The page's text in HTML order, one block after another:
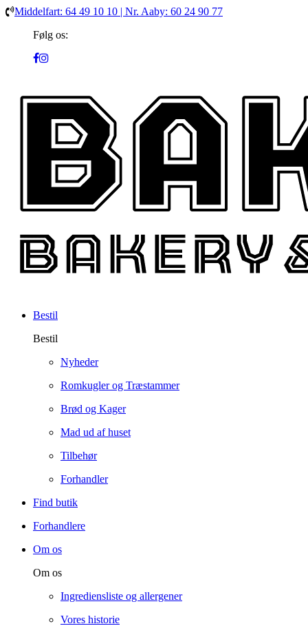
Middelfart: 64 49 10 10 | Nr. Aaby: 60 24 90 77
Følg os:
Bestil
Bestil
Nyheder
Romkugler og Træstammer
Brød og Kager
Mad ud af huset
Tilbehør
Forhandler
Find butik
Forhandlere
Om os
Om os
Ingrediensliste og allergener
Vores historie